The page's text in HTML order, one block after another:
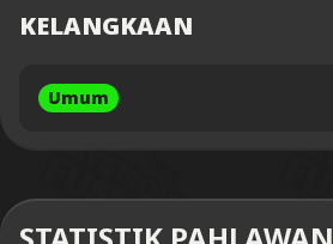
KELANGKAAN
Umum